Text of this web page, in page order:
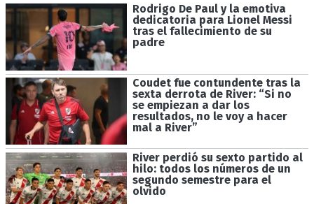
Rodrigo De Paul y la emotiva
dedicatoria para Lionel Messi
tras el fallecimiento de su
padre
Coudet fue contundente tras la
sexta derrota de River: “Si no
se empiezan a dar los
resultados, no le voy a hacer
mal a River”
River perdió su sexto partido al
hilo: todos los números de un
segundo semestre para el
olvido